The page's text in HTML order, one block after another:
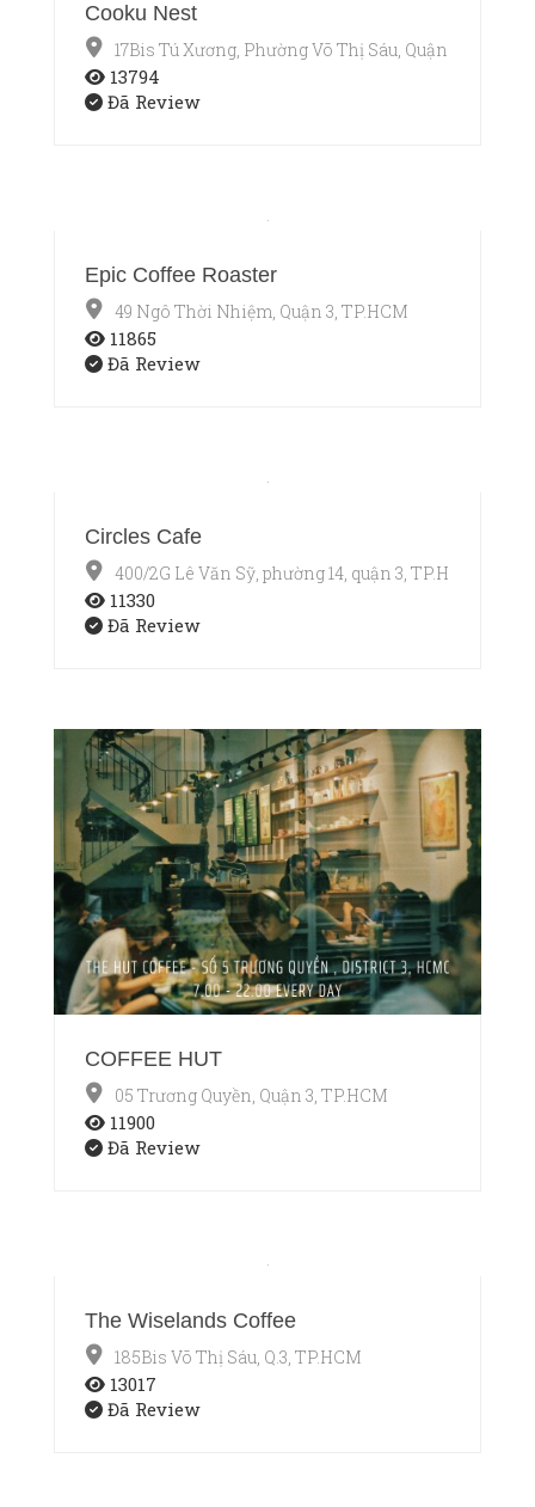
Cooku Nest
17Bis Tú Xương, Phường Võ Thị Sáu, Quận 3, TP.HCM
13794
Đã Review
Epic Coffee Roaster
49 Ngô Thời Nhiệm, Quận 3, TP.HCM
11865
Đã Review
Circles Cafe
400/2G Lê Văn Sỹ, phường 14, quận 3, TP.HCM
11330
Đã Review
COFFEE HUT
05 Trương Quyền, Quận 3, TP.HCM
11900
Đã Review
The Wiselands Coffee
185Bis Võ Thị Sáu, Q.3, TP.HCM
13017
Đã Review